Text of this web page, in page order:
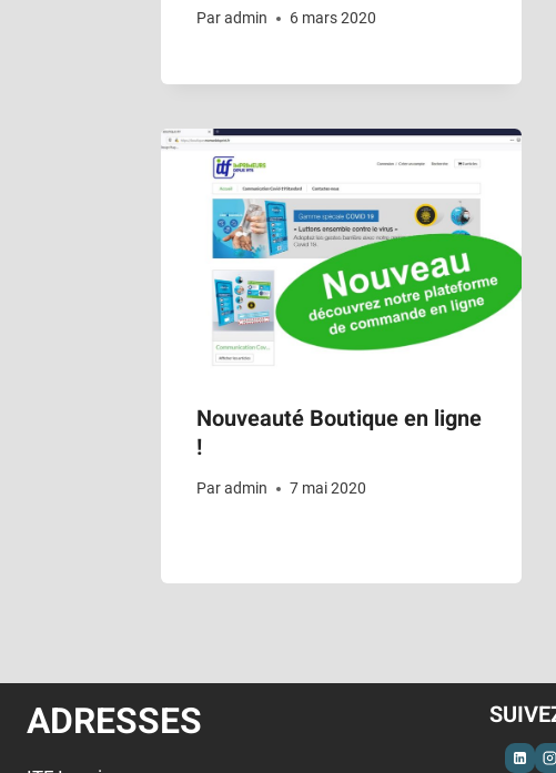
Paradmin 6 mars 2020
Nouveauté Boutique en ligne
!
Paradmin 7 mai 2020
ADRESSES